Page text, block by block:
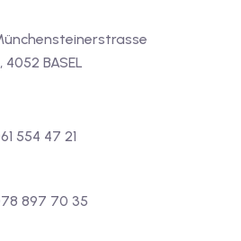
4052 BASEL
554 47 21
897 70 35